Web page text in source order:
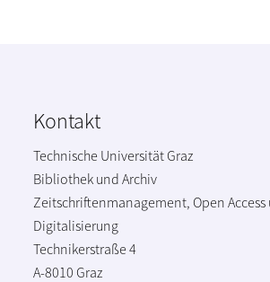
Kontakt
Technische Universität Graz
Bibliothek und Archiv
Zeitschriftenmanagement, Open Access
Digitalisierung
Technikerstraße 4
A-8010 Graz